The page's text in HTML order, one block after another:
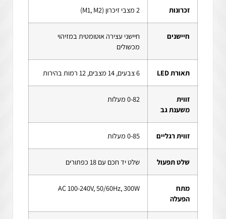
זכרונות 2 מצבי זיכרון (M1, M2)
חיישנים
חיישני עצירה אוטומטית במזיהוי
מכשולים
תאורת LED 6 צבעים, 14 מצבים, 12 רמות בהירות
זווית
משענת גב
0-82 מעלות
זווית רגליים 0-85 מעלות
שלט תפעול שלט יד חכם עם 18 כפתורים
מתח
הפעלה
AC 100-240V, 50/60Hz, 300W